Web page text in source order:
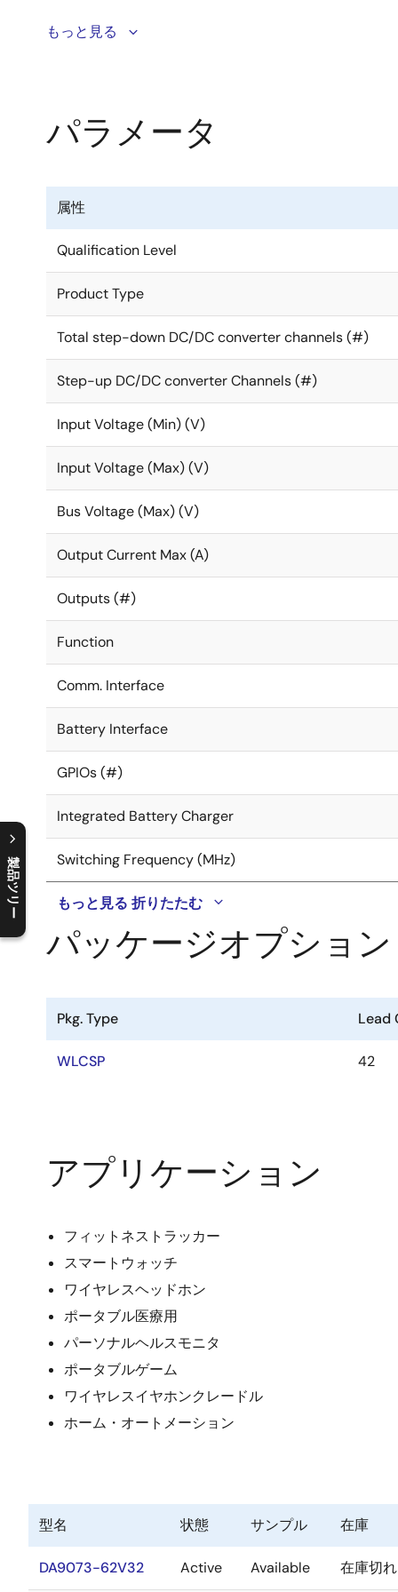
製品ツリー
C
l
o
s
e
p
r
o
d
u
c
t
t
r
e
e
m
e
n
O
p
e
n
p
r
o
d
u
c
t
t
r
e
e
m
e
n
DA9073は、ウェアラブル、ホームオートメーション
省電力化を実現しました。LDOの確定されていない
出力電圧で、センサとディスプレイ電源の両方のニー
DA9073は、最大500mAの充電電流を供給し、充電サ
またはホスト制御が可能です。
DA9073には、システムとバッテリの間で供給される
メリット
低速・高速充電に対応したフレキシブルな充電器
PMIC内蔵により、ディスクリートソリューション
プログラマブルな電源状態により、動作モードで
もっと見る
パラメータ
属性
Qualification Level
Product Type
Total step-down DC/DC converter channels (#)
Step-up DC/DC converter Channels (#)
Input Voltage (Min) (V)
Input Voltage (Max) (V)
Bus Voltage (Max) (V)
Output Current Max (A)
Outputs (#)
Function
Comm. Interface
Battery Interface
GPIOs (#)
Integrated Battery Charger
Switching Frequency (MHz)
もっと見る 折りたたむ
パッケージオプション
Pkg. Type Lead
WLCSP 42
アプリケーション
フィットネストラッカー
スマートウォッチ
ワイヤレスヘッドホン
ポータブル医療用
パーソナルヘルスモニタ
ポータブルゲーム
ワイヤレスイヤホンクレードル
ホーム・オートメーション
型名 状態 サンプル 在庫
DA9073-62V32 Active Available 在庫切れ